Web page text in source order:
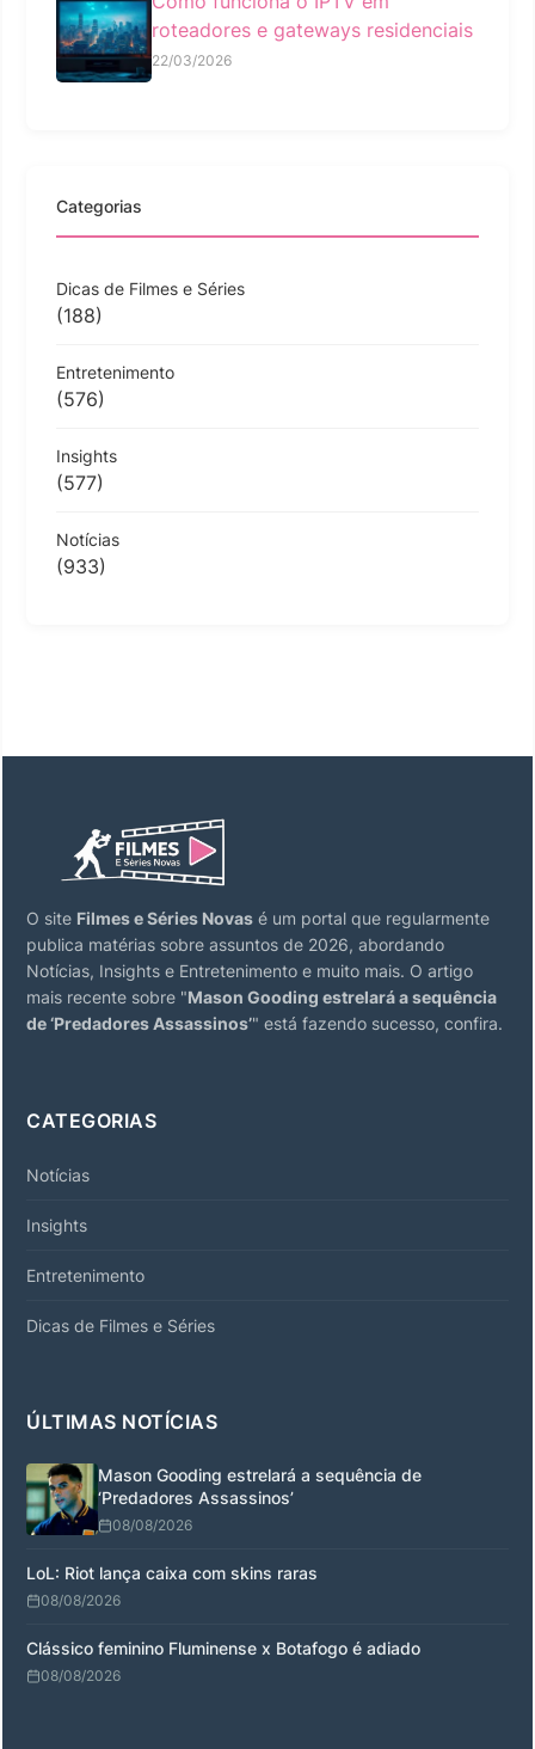
roteadores e gateways residenciais
22/03/2026
Categorias
Dicas de Filmes e Séries
(188)
Entretenimento
(576)
Insights
(577)
Notícias
(933)
O site Filmes e Séries Novas é um portal que regularmente
publica matérias sobre assuntos de 2026, abordando
Notícias, Insights e Entretenimento e muito mais. O artigo
mais recente sobre "Mason Gooding estrelará a sequência
de ‘Predadores Assassinos’" está fazendo sucesso, confira.
CATEGORIAS
Notícias
Insights
Entretenimento
Dicas de Filmes e Séries
ÚLTIMAS NOTÍCIAS
Mason Gooding estrelará a sequência de
‘Predadores Assassinos’
08/08/2026
LoL: Riot lança caixa com skins raras
08/08/2026
Clássico feminino Fluminense x Botafogo é adiado
08/08/2026